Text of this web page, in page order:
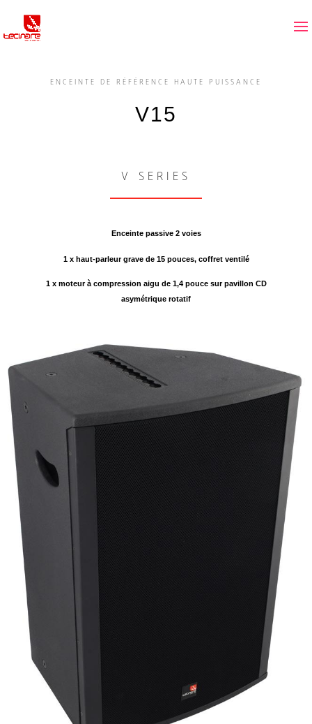
ENCEINTE DE RÉFÉRENCE HAUTE PUISSANCE
V15
V SERIES
Enceinte passive 2 voies
1 x haut-parleur grave de 15 pouces, coffret ventilé
1 x moteur à compression aigu de 1,4 pouce sur pavillon CD
asymétrique rotatif